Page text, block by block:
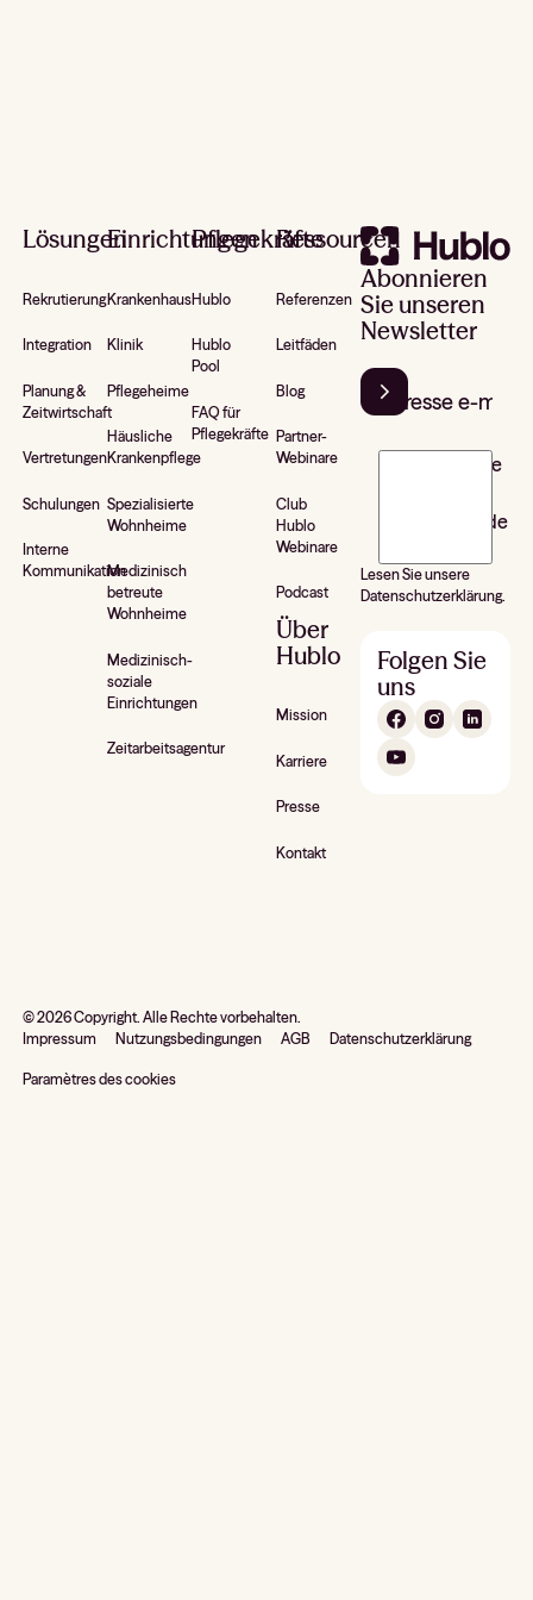
Lösungen
Rekrutierung
Integration
Planung &
Zeitwirtschaft
Vertretungen
Schulungen
Interne
Kommunikation
Einrichtungen
Krankenhaus
Klinik
Pflegeheime
Häusliche
Krankenpflege
Spezialisierte
Wohnheime
Medizinisch
betreute
Wohnheime
Medizinisch-
soziale
Einrichtungen
Zeitarbeitsagentur
Pflegekräfte
Hublo
Hublo
Pool
FAQ für
Pflegekräfte
Ressourcen
Referenzen
Leitfäden
Blog
Partner-
Webinare
Club
Hublo
Webinare
Podcast
Über
Hublo
Mission
Karriere
Presse
Kontakt
Abonnieren
Sie unseren
Newsletter
J’accepte de
newsletter de
Lesen Sie unsere
Datenschutzerklärung.
Folgen Sie
uns
©2026Copyright. Alle Rechte vorbehalten.
Impressum
Nutzungsbedingungen AGB Datenschutzerklärung
Paramètres des cookies